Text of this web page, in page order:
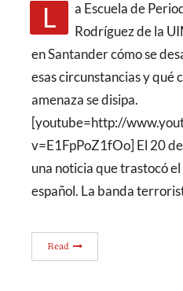
La Escuela de Periodismo Juantxu
Rodríguez de la
en Santander cómo se
esas circunstancias y qué
amenaza se disipa.
[youtube=http://
v=E1FpPoZ1fOo] El 20
una noticia que trastocó
español. La banda
Read